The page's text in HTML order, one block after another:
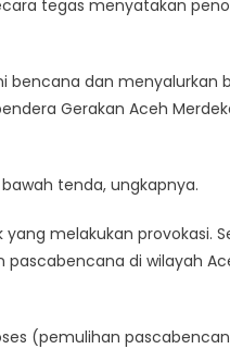
tegas menyatakan
bencana dan menyalurkan
Gerakan Aceh
tenda, ungkapnya.
melakukan provokasi.
di wilayah
(pemulihan